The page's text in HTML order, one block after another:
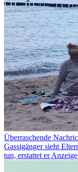
Überraschende
Gassigänger sieht
tun, erstattet er Anzeige